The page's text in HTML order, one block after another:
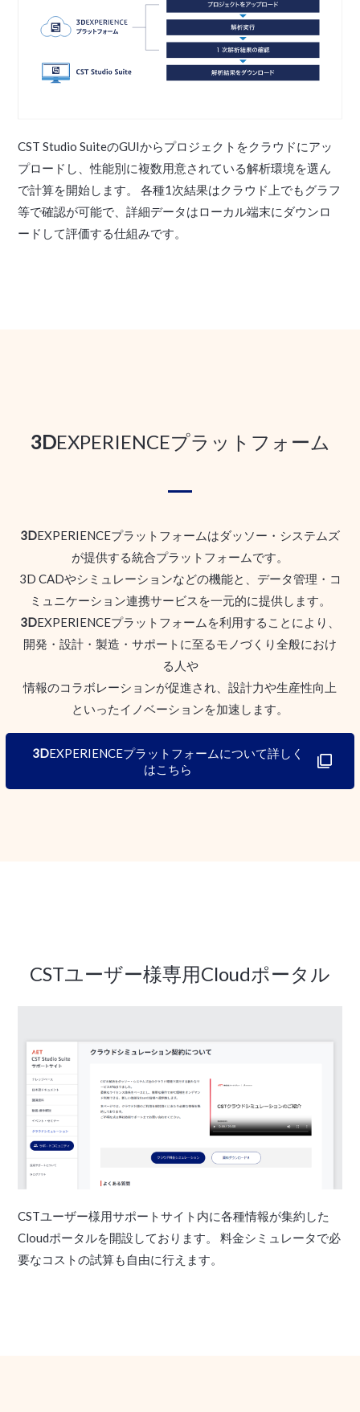
CST Studio SuiteのGUIからプロジェクトをクラウドにアッ
プロードし、性能別に複数用意されている解析環境を選ん
で計算を開始します。 各種1次結果はクラウド上でもグラフ
等で確認が可能で、詳細データはローカル端末にダウンロ
ードして評価する仕組みです。
3DEXPERIENCEプラットフォーム
3DEXPERIENCEプラットフォームはダッソー・システムズ
が提供する統合プラットフォームです。
3D CADやシミュレーションなどの機能と、データ管理・コ
ミュニケーション連携サービスを一元的に提供します。
3DEXPERIENCEプラットフォームを利用することにより、
開発・設計・製造・サポートに至るモノづくり全般におけ
る人や
情報のコラボレーションが促進され、設計力や生産性向上
といったイノベーションを加速します。
3DEXPERIENCEプラットフォームについて詳しく
はこちら
CSTユーザー様専用Cloudポータル
CSTユーザー様用サポートサイト内に各種情報が集約した
Cloudポータルを開設しております。 料金シミュレータで必
要なコストの試算も自由に行えます。